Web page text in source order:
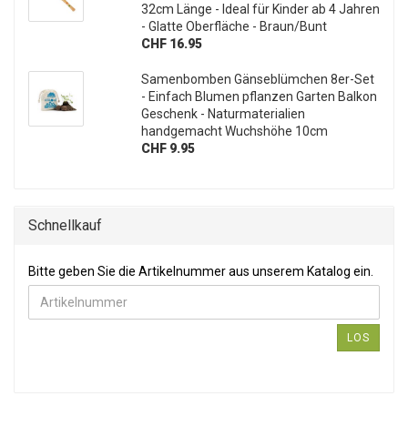
32cm Länge - Ideal für Kinder ab 4 Jahren
- Glatte Oberfläche - Braun/Bunt
CHF 16.95
Samenbomben Gänseblümchen 8er-Set
- Einfach Blumen pflanzen Garten Balkon
Geschenk - Naturmaterialien
handgemacht Wuchshöhe 10cm
CHF 9.95
Schnellkauf
Bitte geben Sie die Artikelnummer aus unserem Katalog ein.
Bitte geben Sie die Artikelnummer aus unserem Katalog ein.
LOS